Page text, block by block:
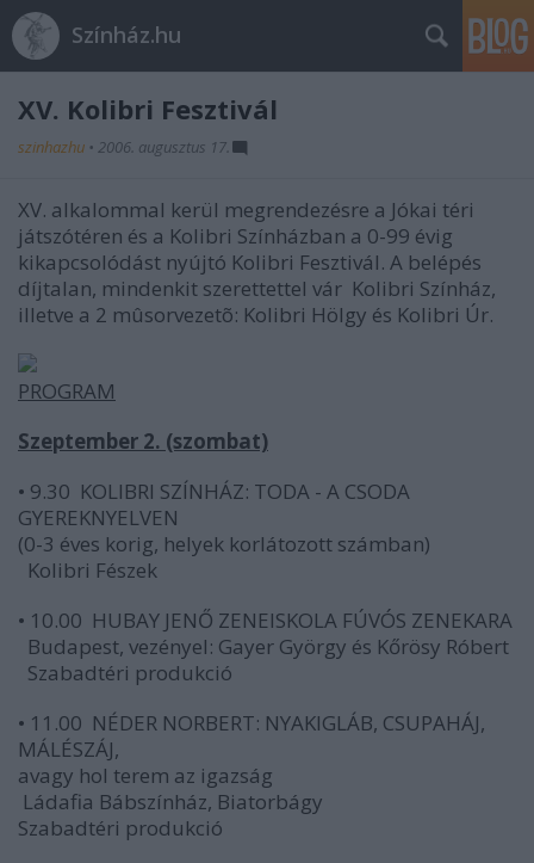
Színház.hu
XV. Kolibri Fesztivál
szinhazhu • 2006. augusztus 17.
XV. alkalommal kerül megrendezésre a Jókai téri
játszótéren és a Kolibri Színházban a 0-99 évig
kikapcsolódást nyújtó Kolibri Fesztivál. A belépés
díjtalan, mindenkit szerettettel vár Kolibri Színház,
illetve a 2 mûsorvezetõ: Kolibri Hölgy és Kolibri Úr.
PROGRAM
Szeptember 2. (szombat)
• 9.30 KOLIBRI SZÍNHÁZ: TODA - A CSODA
GYEREKNYELVEN
(0-3 éves korig, helyek korlátozott számban)
Kolibri Fészek
• 10.00 HUBAY JENŐ ZENEISKOLA FÚVÓS ZENEKARA
Budapest, vezényel: Gayer György és Kőrösy Róbert
Szabadtéri produkció
• 11.00 NÉDER NORBERT: NYAKIGLÁB, CSUPAHÁJ,
MÁLÉSZÁJ,
avagy hol terem az igazság
Ládafia Bábszínház, Biatorbágy
Szabadtéri produkció